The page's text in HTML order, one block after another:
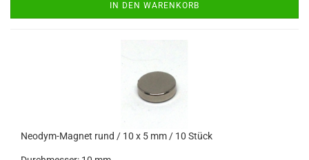
IN DEN WARENKORB
Neodym-Magnet rund / 10 x 5 mm / 10 Stück